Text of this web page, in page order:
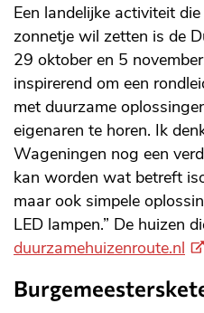
Een landelijke activiteit
zonnetje wil zetten is de
29 oktober en 5
inspirerend om een
met duurzame
eigenaren te horen. Ik
Wageningen nog een
kan worden wat betreft
maar ook simpele
LED lampen.” De huizen
duurzamehuizenroute.nl